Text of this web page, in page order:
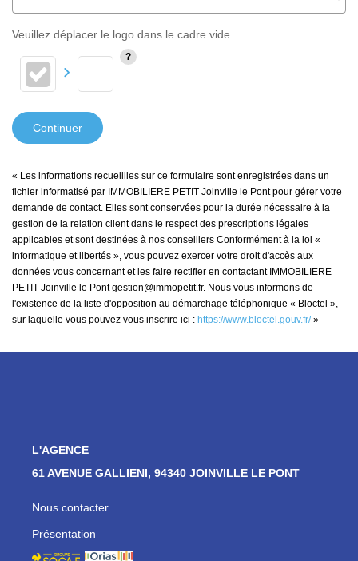
Veuillez déplacer le logo dans le cadre vide
Continuer
« Les informations recueillies sur ce formulaire sont enregistrées dans un
fichier informatisé par IMMOBILIERE PETIT Joinville le Pont pour gérer votre
demande de contact. Elles sont conservées pour la durée nécessaire à la
gestion de la relation client dans le respect des prescriptions légales
applicables et sont destinées à nos conseillers Conformément à la loi «
informatique et libertés », vous pouvez exercer votre droit d'accès aux
données vous concernant et les faire rectifier en contactant IMMOBILIERE
PETIT Joinville le Pont gestion@immopetit.fr. Nous vous informons de
l'existence de la liste d'opposition au démarchage téléphonique « Bloctel »,
sur laquelle vous pouvez vous inscrire ici : https://www.bloctel.gouv.fr/»
L'AGENCE
61 AVENUE GALLIENI, 94340 JOINVILLE LE PONT
Nous contacter
Présentation